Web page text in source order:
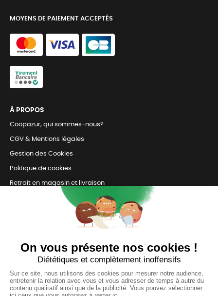
MOYENS DE PAIEMENT ACCEPTÉS
Á PROPOS
Coopazur, qui sommes-nous?
CGV & Mentions légales
Gestion des Cookies
Politique de cookies
Retrait en magasin et livraison
Nous sommes connectés
pour répondre à tous vos besoins
SUIVEZ-NOUS